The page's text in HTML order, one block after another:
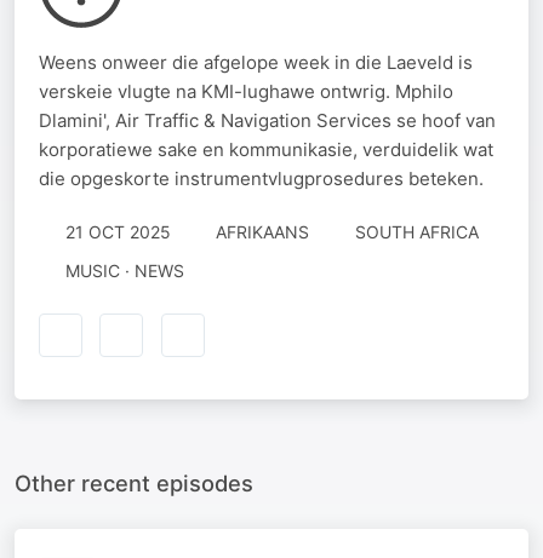
Weens onweer die afgelope week in die Laeveld is
verskeie vlugte na KMI-lughawe ontwrig. Mphilo
Dlamini', Air Traffic & Navigation Services se hoof van
korporatiewe sake en kommunikasie, verduidelik wat
die opgeskorte instrumentvlugprosedures beteken.
21 OCT 2025 AFRIKAANS
SOUTH AFRICA
MUSIC · NEWS
Other recent episodes